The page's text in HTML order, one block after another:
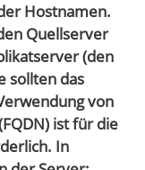
Hostnamen.
Quellserver
(den
sollten das
von
ist für die
In